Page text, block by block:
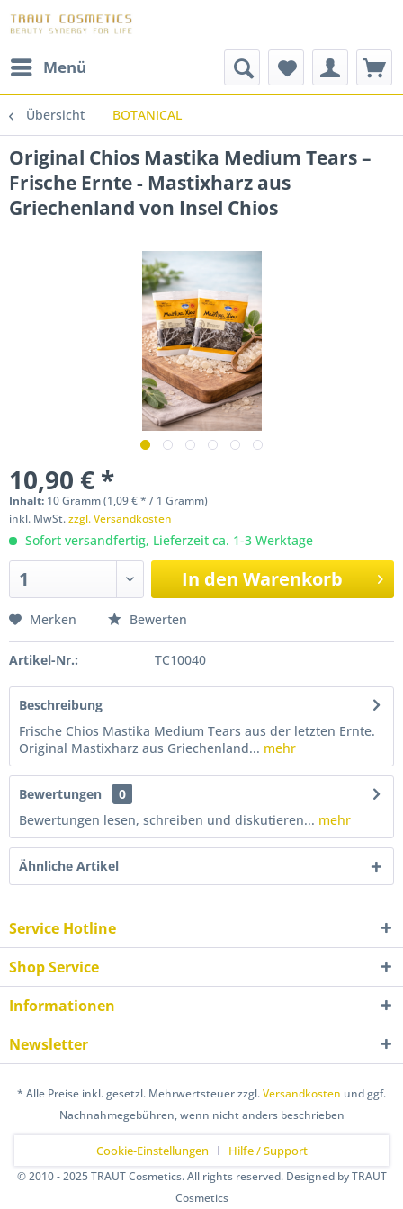
Menü
Übersicht BOTANICAL
Original Chios Mastika Medium Tears –
Frische Ernte - Mastixharz aus
Griechenland von Insel Chios
10,90 € *
Inhalt: 10 Gramm (1,09 € * / 1 Gramm)
inkl. MwSt.zzgl. Versandkosten
Sofort versandfertig, Lieferzeit ca. 1-3 Werktage
In den Warenkorb
Merken Bewerten
Artikel-Nr.: TC10040
Beschreibung
Frische Chios Mastika Medium Tears aus der letzten Ernte.
Original Mastixharz aus Griechenland... mehr
Bewertungen
0
Bewertungen lesen, schreiben und diskutieren... mehr
Ähnliche Artikel
Service Hotline
Shop Service
Informationen
Newsletter
* Alle Preise inkl. gesetzl. Mehrwertsteuer zzgl.Versandkosten und ggf.
Nachnahmegebühren, wenn nicht anders beschrieben
Cookie-Einstellungen Hilfe / Support
© 2010 - 2025 TRAUT Cosmetics. All rights reserved. Designed by TRAUT
Cosmetics